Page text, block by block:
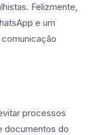
Felizmente,
e um
processos
documentos do